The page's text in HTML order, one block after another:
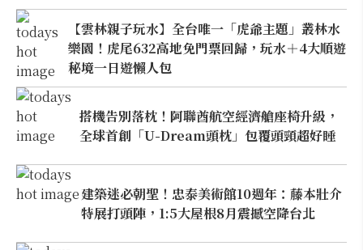
【雲林親子玩水】全台唯一「虎爺主題」叢林水
樂園！虎尾632高地免門票回歸，玩水＋4大順遊
秘境一日遊懶人包
搭機告別落枕！阿聯酋航空經濟艙座椅升級，
全球首創「U-Dream頭枕」包覆頭頸超好睡
建築迷必朝聖！忠泰美術館10週年：藤本壯介
特展打頭陣，1:5大屋根8月震撼空降台北